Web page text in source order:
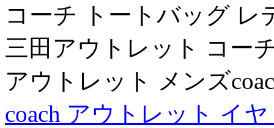
コーチ トートバッグ レ
三田アウトレット コー
アウトレット メンズ
coach アウトレット イ